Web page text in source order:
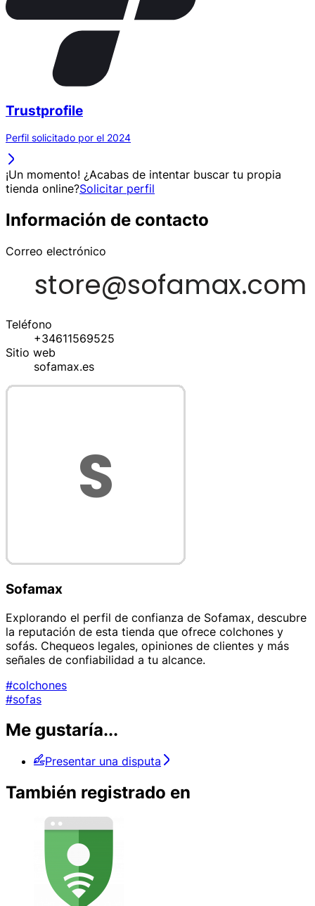
Trustprofile
Perfil solicitado por el 2024
¡Un momento! ¿Acabas de intentar buscar tu propia
tienda online?Solicitar perfil
Información de contacto
Correo electrónico
Teléfono
+34611569525
Sitio web
sofamax.es
Sofamax
Explorando el perfil de confianza de Sofamax, descubre
la reputación de esta tienda que ofrece colchones y
sofás. Chequeos legales, opiniones de clientes y más
señales de confiabilidad a tu alcance.
#colchones
#sofas
Me gustaría...
Presentar una disputa
También registrado en